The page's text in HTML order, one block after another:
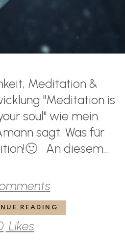
Meditation &
"Meditation is
soul" wie mein
sagt. Was für
An diesem...
READING
Likes